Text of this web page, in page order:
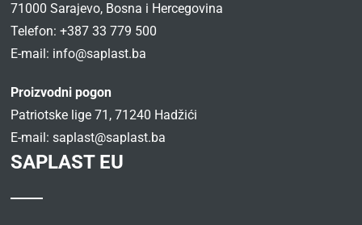
71000 Sarajevo, Bosna i Hercegovina
Telefon: +387 33 779 500
E-mail: info@saplast.ba
Proizvodni pogon
Patriotske lige 71, 71240 Hadžići
E-mail:saplast@saplast.ba
SAPLAST EU